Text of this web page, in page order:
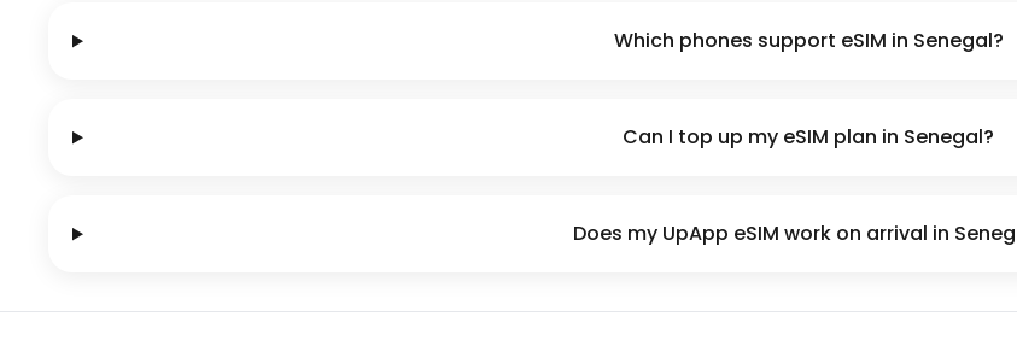
Which phones support eSIM in Senegal?
Can I top up my eSIM plan in Senegal?
Does my UpApp eSIM work on arrival in